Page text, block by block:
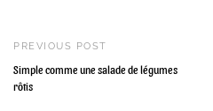
PREVIOUS POST
Simple comme une salade de légumes
rôtis